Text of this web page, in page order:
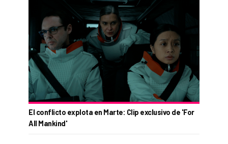
El conflicto explota en Marte: Clip exclusivo de 'For
All Mankind'